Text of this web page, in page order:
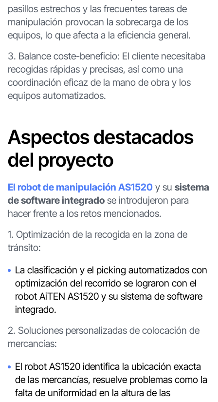
pasillos estrechos y las frecuentes tareas de
manipulación provocan la sobrecarga de los
equipos, lo que afecta a la eficiencia general.
3. Balance coste-beneficio: El cliente necesitaba
recogidas rápidas y precisas, así como una
coordinación eficaz de la mano de obra y los
equipos automatizados.
Aspectos destacados
del proyecto
El robot de manipulación AS1520y su sistema
de software integradose introdujeron para
hacer frente a los retos mencionados.
1. Optimización de la recogida en la zona de
tránsito:
La clasificación y el picking automatizados con
optimización del recorrido se lograron con el
robot AiTEN AS1520 y su sistema de software
integrado.
2. Soluciones personalizadas de colocación de
mercancías:
El robot AS1520 identifica la ubicación exacta
de las mercancías, resuelve problemas como la
falta de uniformidad en la altura de las